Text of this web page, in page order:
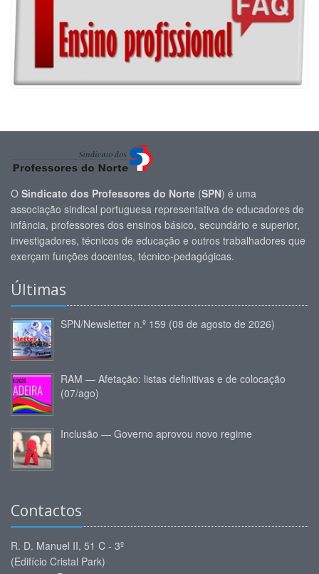
O Sindicato dos Professores do Norte (SPN) é uma
associação sindical portuguesa representativa de educadores de
infância, professores dos ensinos básico, secundário e superior,
investigadores, técnicos de educação e outros trabalhadores que
exerçam funções docentes, técnico-pedagógicas.
Últimas
SPN/Newsletter n.º 159 (08 de agosto de 2026)
RAM — Afetação: listas definitivas e de colocação
(07/ago)
Inclusão — Governo aprovou novo regime
Contactos
R. D. Manuel II, 51 C - 3º
(Edifício Cristal Park)